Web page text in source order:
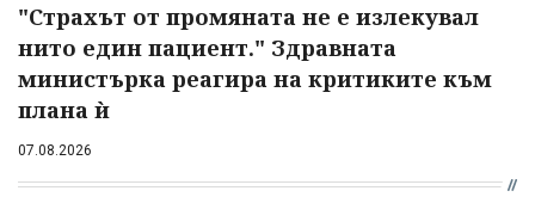
"Страхът от промяната не е излекувал
нито един пациент." Здравната
министърка реагира на критиките към
плана ѝ
07.08.2026